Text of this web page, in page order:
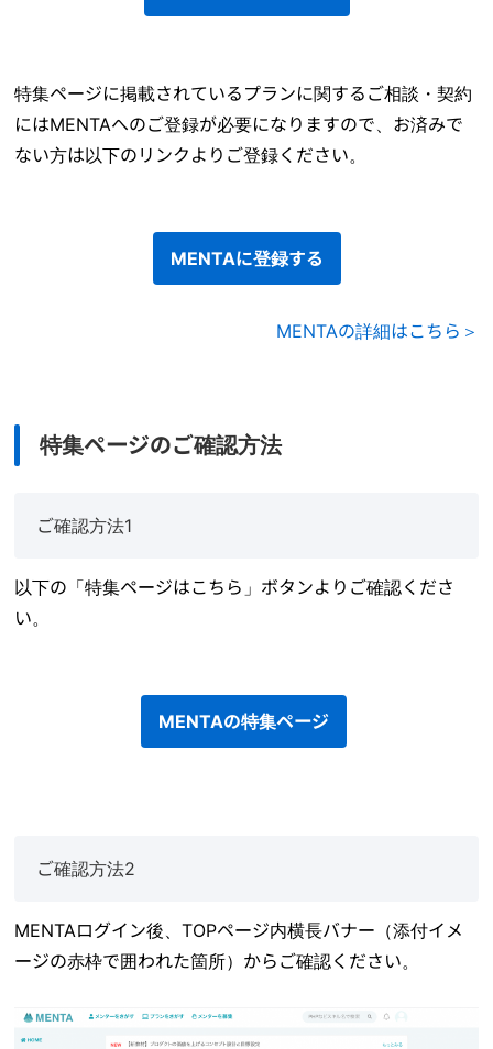
特集ページに掲載されているプランに関するご相談・契約
にはMENTAへのご登録が必要になりますので、お済みで
ない方は以下のリンクよりご登録ください。
MENTAに登録する
MENTAの詳細はこちら＞
特集ページのご確認方法
ご確認方法1
以下の「特集ページはこちら」ボタンよりご確認くださ
い。
MENTAの特集ページ
ご確認方法2
MENTAログイン後、TOPページ内横長バナー（添付イメ
ージの赤枠で囲われた箇所）からご確認ください。